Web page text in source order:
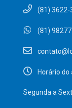
(81) 3622-
(81)
Horário
Segunda a